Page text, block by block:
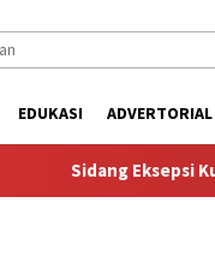
EDUKASI ADVERTORIAL
Kuasa Hukum